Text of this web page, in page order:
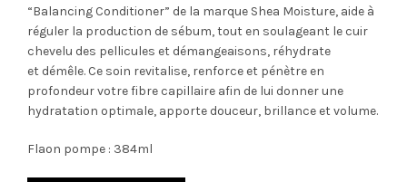
“Balancing Conditioner” de la marque Shea Moisture, aide à
réguler la production de sébum, tout en soulageant le cuir
chevelu des pellicules et démangeaisons, réhydrate
et démêle. Ce soin revitalise, renforce et pénètre en
profondeur votre fibre capillaire afin de lui donner une
hydratation optimale, apporte douceur, brillance et volume.
Flaon pompe : 384ml